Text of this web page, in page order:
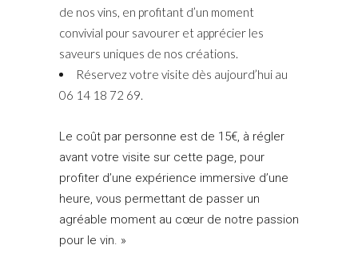
de nos vins, en profitant d’un moment
convivial pour savourer et apprécier les
saveurs uniques de nos créations.
Réservez votre visite dès aujourd’hui au
06 14 18 72 69.
Le coût par personne est de 15€, à régler
avant votre visite sur cette page, pour
profiter d’une expérience immersive d’une
heure, vous permettant de passer un
agréable moment au cœur de notre passion
pour le vin. »